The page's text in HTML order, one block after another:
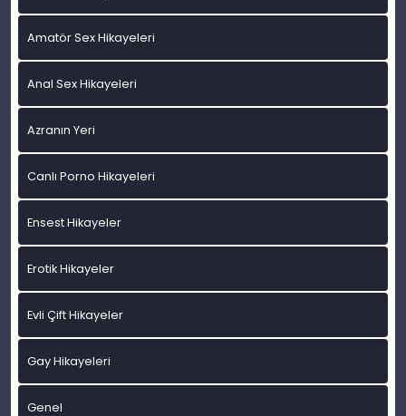
Amatör Sex Hikayeleri
Anal Sex Hikayeleri
Azranın Yeri
Canlı Porno Hikayeleri
Ensest Hikayeler
Erotik Hikayeler
Evli Çift Hikayeler
Gay Hikayeleri
Genel